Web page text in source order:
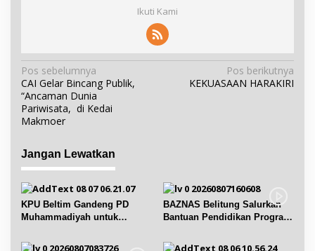
Ikuti Kami
N
a
v
i
a
s
i
p
o
s
Pos sebelumnya
CAI Gelar Bincang Publik,
“Ancaman Dunia
Pariwisata, di Kedai
Makmoer
Pos berikutnya
KEKUASAAN HARAKIRI
Jangan Lewatkan
KPU Beltim Gandeng PD
Muhammadiyah untuk
BAZNAS Belitung Salurkan
Bantuan Pendidikan Program